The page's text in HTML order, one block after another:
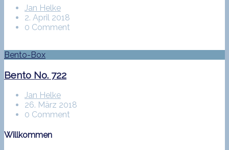
Jan Helke
2. April 2018
0 Comment
Bento-Box
Bento No. 722
Jan Helke
26. März 2018
0 Comment
Willkommen